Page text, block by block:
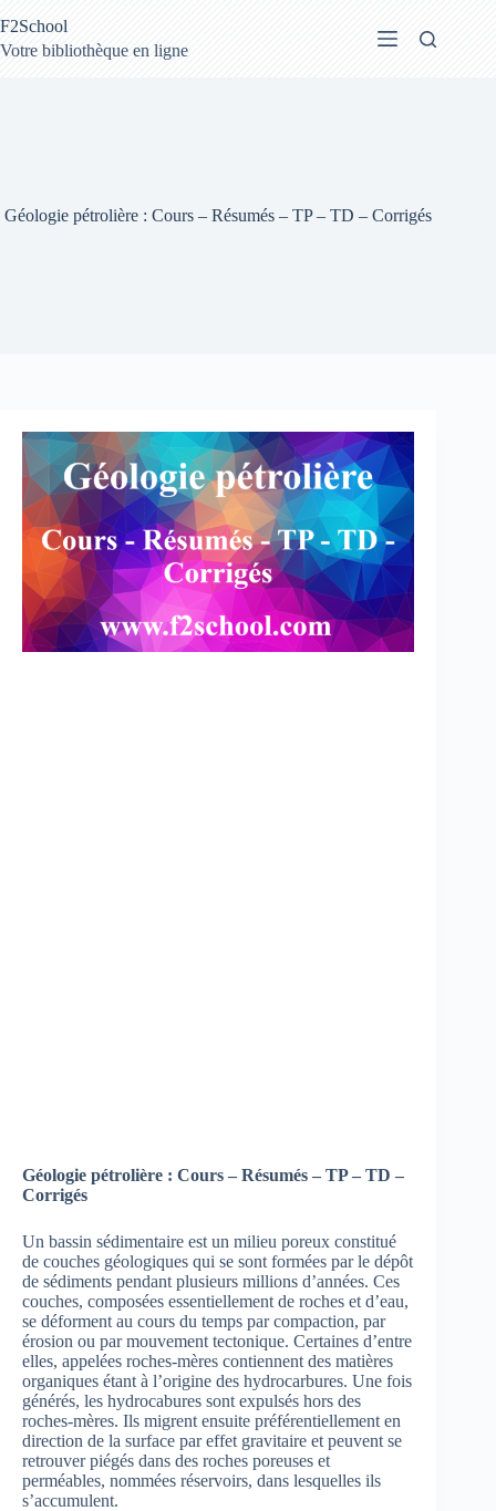
au
contenu
F2School
Votre bibliothèque en ligne
Géologie pétrolière : Cours – Résumés – TP – TD – Corrigés
Géologie pétrolière : Cours – Résumés – TP – TD –
Corrigés
Un bassin sédimentaire est un milieu poreux constitué
de couches géologiques qui se sont formées par le dépôt
de sédiments pendant plusieurs millions d’années. Ces
couches, composées essentiellement de roches et d’eau,
se déforment au cours du temps par compaction, par
érosion ou par mouvement tectonique. Certaines d’entre
elles, appelées roches-mères contiennent des matières
organiques étant à l’origine des hydrocarbures. Une fois
générés, les hydrocabures sont expulsés hors des
roches-mères. Ils migrent ensuite préférentiellement en
direction de la surface par effet gravitaire et peuvent se
retrouver piégés dans des roches poreuses et
perméables, nommées réservoirs, dans lesquelles ils
s’accumulent.